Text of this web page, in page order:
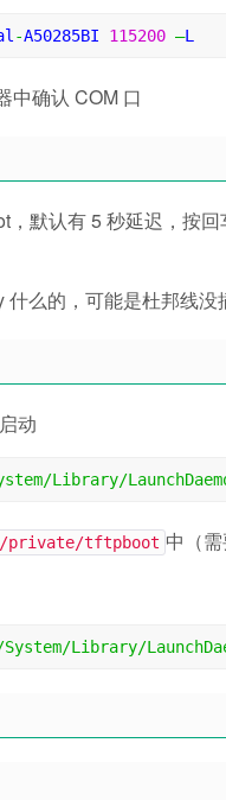
-A50285BI 115200 –L
中确认 COM 口
默认有 5 秒延迟，按
么的，可能是杜邦线
动
/Library/
/private/tftpboot 中（需
System/Library/